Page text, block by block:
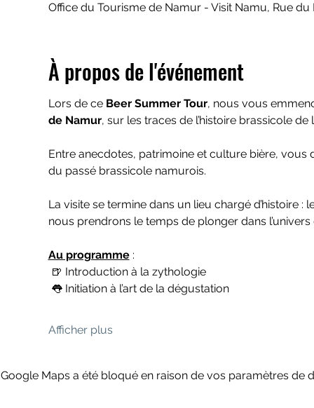
Office du Tourisme de Namur - Visit Namu, Rue
À propos de l'événement
Lors de ce Beer Summer Tour, nous vous
de Namur, sur les traces de l’histoire brassicole de
Entre anecdotes, patrimoine et culture bière,
du passé brassicole namurois.
La visite se termine dans un lieu chargé d’histoire :
nous prendrons le temps de plonger dans
Au programme :
🍺 Introduction à la zythologie
👅 Initiation à l’art de la dégustation
Afficher plus
Google Maps a été bloqué en raison de vos paramètres de